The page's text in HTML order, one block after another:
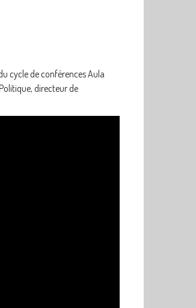
cycle de conférences Aula
directeur de